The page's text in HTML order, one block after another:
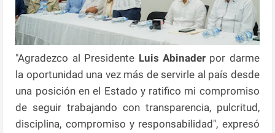
"Agradezco al Presidente Luis Abinaderpor darme
la oportunidad una vez más de servirle al país desde
una posición en el Estado y ratifico mi compromiso
de seguir trabajando con transparencia, pulcritud,
disciplina, compromiso y responsabilidad", expresó